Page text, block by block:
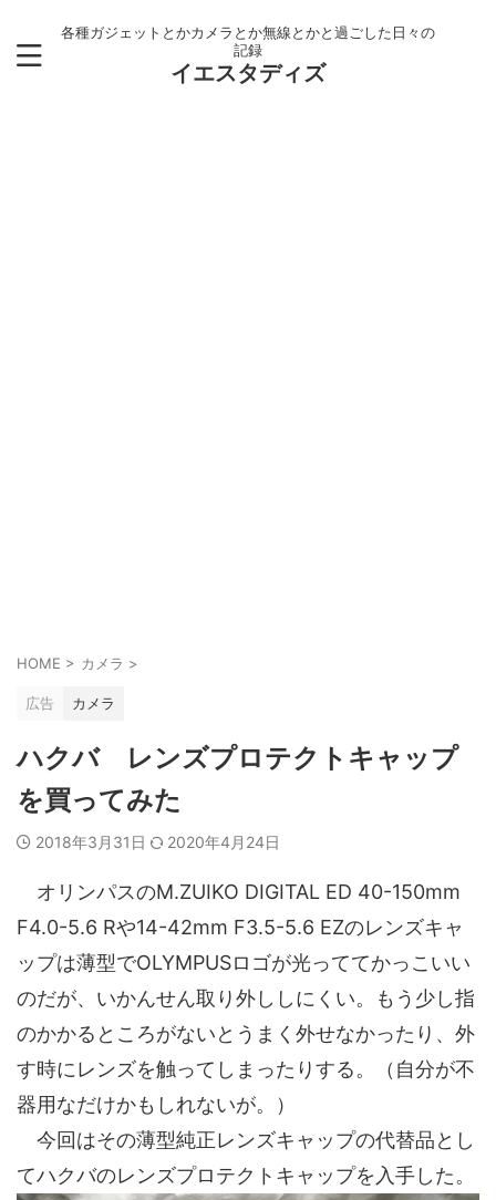
各種ガジェットとかカメラとか無線とかと過ごした日々の
記録
イエスタディズ
HOME > カメラ >
広告 カメラ
ハクバ レンズプロテクトキャップ
を買ってみた
2018年3月31日 2020年4月24日
オリンパスのM.ZUIKO DIGITAL ED 40-150mm
F4.0-5.6 Rや14-42mm F3.5-5.6 EZのレンズキャ
ップは薄型でOLYMPUSロゴが光っててかっこいい
のだが、いかんせん取り外ししにくい。もう少し指
のかかるところがないとうまく外せなかったり、外
す時にレンズを触ってしまったりする。（自分が不
器用なだけかもしれないが。）
今回はその薄型純正レンズキャップの代替品とし
てハクバのレンズプロテクトキャップを入手した。